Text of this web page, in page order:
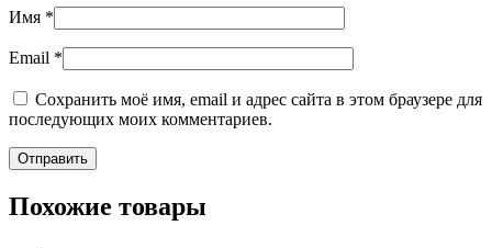
Имя *
Email *
Сохранить моё имя, email и адрес сайта в этом браузере для
последующих моих комментариев.
Похожие товары